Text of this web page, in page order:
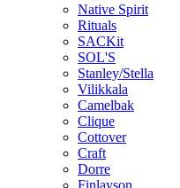
Native Spirit
Rituals
SACKit
SOL'S
Stanley/Stella
Vilikkala
Camelbak
Clique
Cottover
Craft
Dorre
Finlayson